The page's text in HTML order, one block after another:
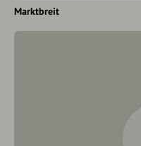
Marktbreit